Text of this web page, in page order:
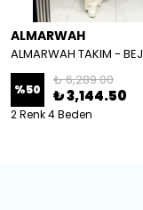
ALMARWAH
ALMARWAH TAKIM - BEJ
%50
₺ 6,289.00
₺ 3,144.50
2 Renk 4 Beden